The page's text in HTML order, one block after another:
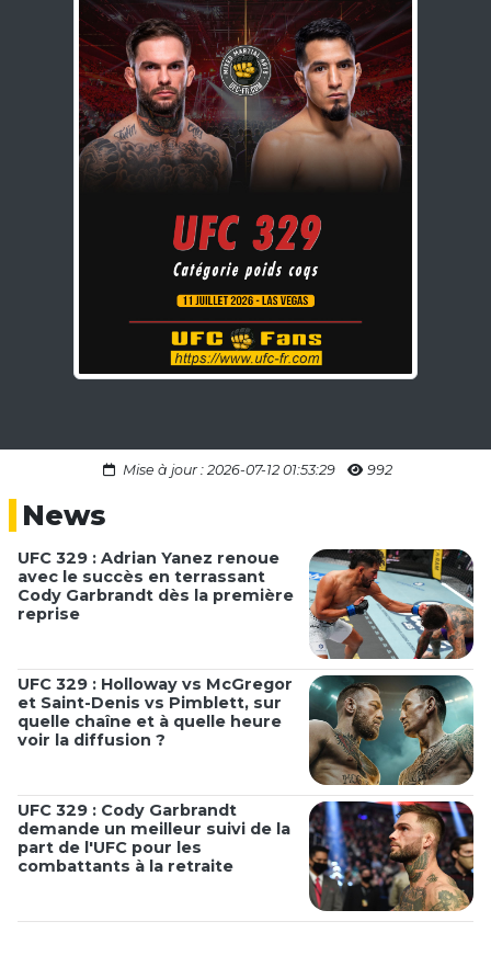
Mise à jour : 2026-07-12 01:53:29 992
News
UFC 329 : Adrian Yanez renoue
avec le succès en terrassant
Cody Garbrandt dès la première
reprise
UFC 329 : Holloway vs McGregor
et Saint-Denis vs Pimblett, sur
quelle chaîne et à quelle heure
voir la diffusion ?
UFC 329 : Cody Garbrandt
demande un meilleur suivi de la
part de l'UFC pour les
combattants à la retraite